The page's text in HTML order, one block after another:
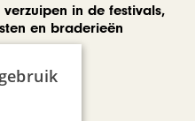
verzuipen in de festivals,
en braderieën